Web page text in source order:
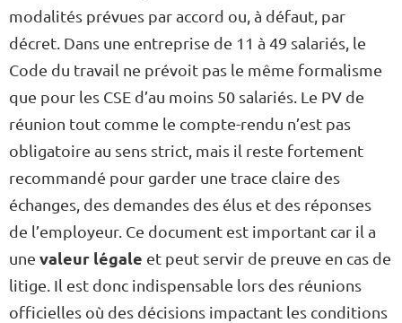
modalités prévues par accord ou, à défaut, par
décret. Dans une entreprise de 11 à 49 salariés, le
Code du travail ne prévoit pas le même formalisme
que pour les CSE d’au moins 50 salariés. Le PV de
réunion tout comme le compte-rendu n’est pas
obligatoire au sens strict, mais il reste fortement
recommandé pour garder une trace claire des
échanges, des demandes des élus et des réponses
de l’employeur. Ce document est important car il a
une valeur légale et peut servir de preuve en cas de
litige. Il est donc indispensable lors des réunions
officielles où des décisions impactant les conditions